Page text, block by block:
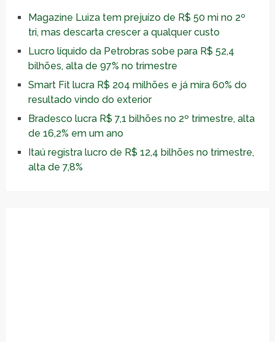
Magazine Luiza tem prejuízo de R$ 50 mi no 2º
tri, mas descarta crescer a qualquer custo
Lucro líquido da Petrobras sobe para R$ 52,4
bilhões, alta de 97% no trimestre
Smart Fit lucra R$ 204 milhões e já mira 60% do
resultado vindo do exterior
Bradesco lucra R$ 7,1 bilhões no 2º trimestre, alta
de 16,2% em um ano
Itaú registra lucro de R$ 12,4 bilhões no trimestre,
alta de 7,8%